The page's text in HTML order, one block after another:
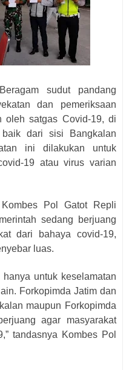
Beragam sudut pandang
dan pemeriksaan
oleh satgas Covid-19, di
dari sisi Bangkalan
ini dilakukan untuk
19 atau virus varian
Pol Gatot Repli
sedang berjuang
dari bahaya covid-19,
luas.
untuk keselamatan
Forkopimda Jatim dan
maupun Forkopimda
agar masyarakat
tandasnya Kombes Pol